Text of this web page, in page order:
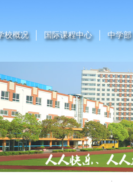
校概况 国际课程中心 中学部